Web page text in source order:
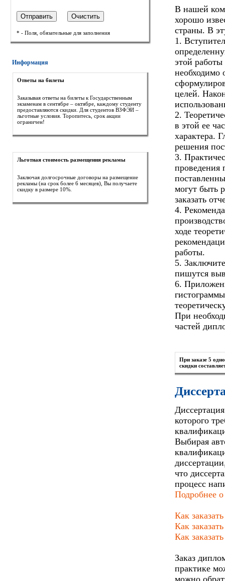
* - Поля, обязательные для заполнения
Информация
Ответы на билеты
Заказывая ответы на билеты к Государственным
экзаменам в сентябре – октябре, каждому студенту
предоставляются скидки. Для студентов ВЗФЭИ –
льготные условия. Торопитесь, срок акции
ограничен!
Льготная стоимость размещения рекламы
Заключая долгосрочные договоры на размещение
рекламы (на срок более 6 месяцев), Вы получаете
скидку в размере 10%.
В нашей
хорошо
страны. В
1.
этой работы
необходимо
целей.
2.
в этой ее
характера.
решения
3.
проведения
могут быть
заказать
4.
ходе
работы.
5.
пишутся
6.
При
частей
При заказе 5
скидки
которого
Выбирая
что
процесс
Подробнее о
Как
Как
Как
Заказ
практике
можно